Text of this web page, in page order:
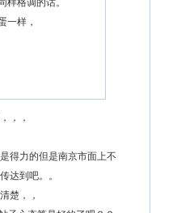
样格调的话。
一样，
，，
得力的但是南京市面上不
达到吧。。
楚，，